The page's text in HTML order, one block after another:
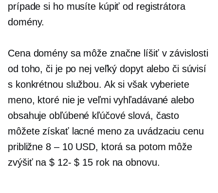
prípade si ho musíte kúpiť od registrátora
domény.
Cena domény sa môže značne líšiť v závislosti
od toho, či je po nej veľký dopyt alebo či súvisí
s konkrétnou službou. Ak si však vyberiete
meno, ktoré nie je veľmi vyhľadávané alebo
obsahuje obľúbené kľúčové slová, často
môžete získať lacné meno za uvádzaciu cenu
približne 8 – 10 USD, ktorá sa potom môže
zvýšiť na$ 12- $ 15 rok na obnovu.